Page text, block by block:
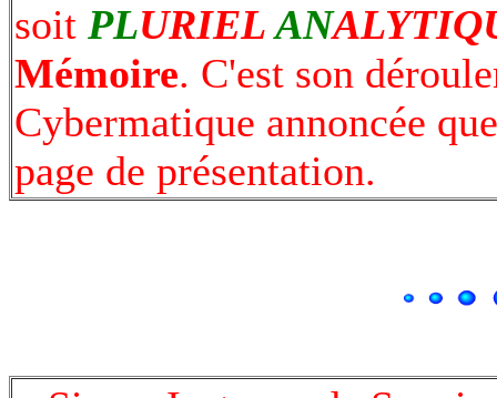
soit PLURIELAN
Mémoire. C'est son
Cybermatique annoncée
page de présentation.